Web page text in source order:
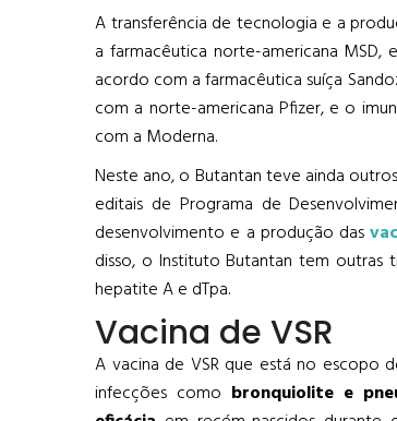
A transferência de tecnologia e a
a farmacêutica norte-americana
acordo com a farmacêutica suíça
com a norte-americana Pfizer, e o
com a Moderna.
Neste ano, o Butantan teve ainda
editais de Programa de
desenvolvimento e a produção das
disso, o Instituto Butantan tem outras
hepatite A e dTpa.
Vacina de VSR
A vacina de VSR que está no escopo
infecções como bronquiolite e